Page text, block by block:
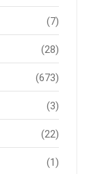
(7)
(28)
(673)
(3)
(22)
(1)